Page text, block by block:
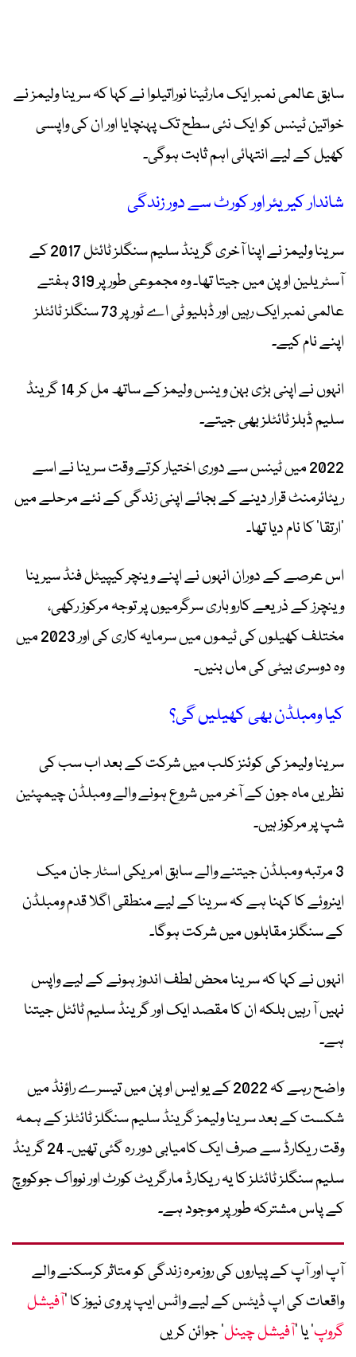
سابق عالمی نمبر ایک مارٹینا نوراتیلوا نے کہا کہ سرینا ولیمز نے
خواتین ٹینس کو ایک نئی سطح تک پہنچایا اور ان کی واپسی
کھیل کے لیے انتہائی اہم ثابت ہوگی۔
شاندار کیریئر اور کورٹ سے دور زندگی
سرینا ولیمز نے اپنا آخری گرینڈ سلیم سنگلز ٹائٹل 2017 کے
آسٹریلین اوپن میں جیتا تھا۔ وہ مجموعی طور پر 319 ہفتے
عالمی نمبر ایک رہیں اور ڈبلیو ٹی اے ٹور پر 73 سنگلز ٹائٹلز
اپنے نام کیے۔
انہوں نے اپنی بڑی بہن وینس ولیمز کے ساتھ مل کر 14 گرینڈ
سلیم ڈبلز ٹائٹلز بھی جیتے۔
2022 میں ٹینس سے دوری اختیار کرتے وقت سرینا نے اسے
ریٹائرمنٹ قرار دینے کے بجائے اپنی زندگی کے نئے مرحلے میں
’ارتقا‘ کا نام دیا تھا۔
اس عرصے کے دوران انہوں نے اپنے وینچر کیپیٹل فنڈ سیرینا
وینچرز کے ذریعے کاروباری سرگرمیوں پر توجہ مرکوز رکھی،
مختلف کھیلوں کی ٹیموں میں سرمایہ کاری کی اور 2023 میں
وہ دوسری بیٹی کی ماں بنیں۔
کیا ومبلڈن بھی کھیلیں گی؟
سرینا ولیمز کی کوئنز کلب میں شرکت کے بعد اب سب کی
نظریں ماہ جون کے آخر میں شروع ہونے والے ومبلڈن چیمپئین
شپ پر مرکوز ہیں۔
3 مرتبہ ومبلڈن جیتنے والے سابق امریکی اسٹار جان میک
اینروئے کا کہنا ہے کہ سرینا کے لیے منطقی اگلا قدم ومبلڈن
کے سنگلز مقابلوں میں شرکت ہوگا۔
انہوں نے کہا کہ سرینا محض لطف اندوز ہونے کے لیے واپس
نہیں آ رہیں بلکہ ان کا مقصد ایک اور گرینڈ سلیم ٹائٹل جیتنا
ہے۔
واضح رہے کہ 2022 کے یو ایس اوپن میں تیسرے راؤنڈ میں
شکست کے بعد سرینا ولیمز گرینڈ سلیم سنگلز ٹائٹلز کے ہمہ
وقت ریکارڈ سے صرف ایک کامیابی دور رہ گئی تھیں۔ 24 گرینڈ
سلیم سنگلز ٹائٹلز کا یہ ریکارڈ مارگریٹ کورٹ اور نوواک جوکووچ
کے پاس مشترکہ طور پر موجود ہے۔
آپ اور آپ کے پیاروں کی روزمرہ زندگی کو متاثر کرسکنے والے
واقعات کی اپ ڈیٹس کے لیے واٹس ایپ پر وی نیوز کا ’آفیشل
گروپ‘ یا ’آفیشل چینل‘ جوائن کریں